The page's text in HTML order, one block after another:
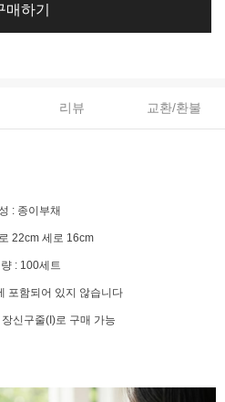
매하기
리뷰 교환/환불
: 종이부채
22cm 세로 16cm
: 100세트
포함되어 있지 않습니다
신구줄(I)로 구매 가능